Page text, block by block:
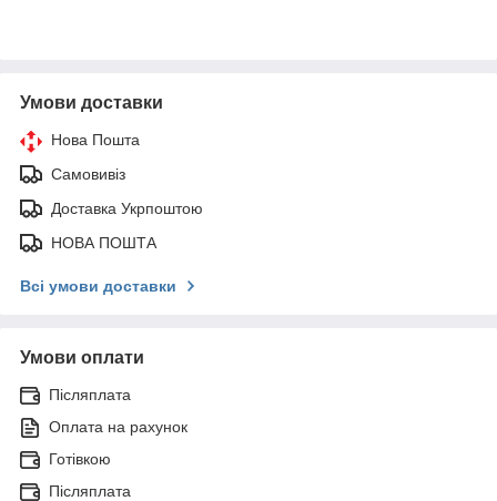
Умови доставки
Нова Пошта
Самовивіз
Доставка Укрпоштою
НОВА ПОШТА
Всі умови доставки
Умови оплати
Післяплата
Оплата на рахунок
Готівкою
Післяплата